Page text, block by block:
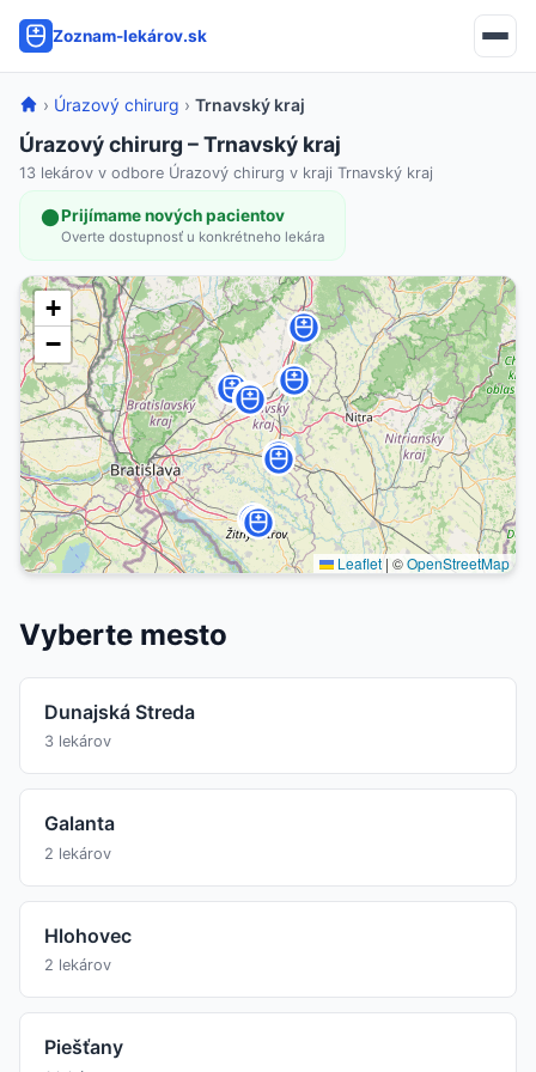
Zoznam-lekárov.sk
› Úrazový chirurg › Trnavský kraj
Úrazový chirurg – Trnavský kraj
13 lekárov v odbore Úrazový chirurg v kraji Trnavský kraj
Prijímame nových pacientov
Overte dostupnosť u konkrétneho lekára
+
−
Leaflet | ©OpenStreetMap
Vyberte mesto
Dunajská Streda
3 lekárov
Galanta
2 lekárov
Hlohovec
2 lekárov
Piešťany